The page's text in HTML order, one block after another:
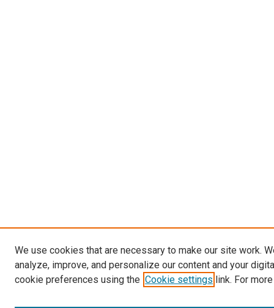
We use cookies that are necessary to make our site work.
analyze, improve, and personalize our content and your
cookie preferences using the Cookie settings link. For